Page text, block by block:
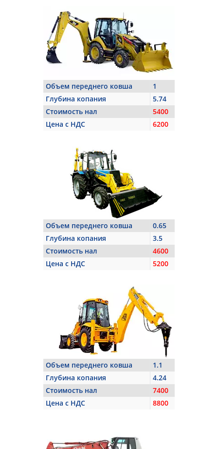
Объем переднего ковша
1
Глубина копания
5.74
Стоимость нал
5400
Цена с НДС
6200
Объем переднего ковша
0.65
Глубина копания
3.5
Стоимость нал
4600
Цена с НДС
5200
Объем переднего ковша
1.1
Глубина копания
4.24
Стоимость нал
7400
Цена с НДС
8800